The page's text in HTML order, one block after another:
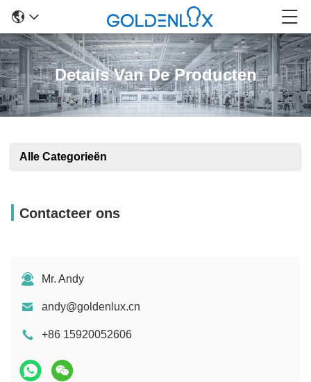
Details Van De Producten
Alle Categorieën
Contacteer ons
Mr. Andy
andy@goldenlux.cn
+86 15920052606